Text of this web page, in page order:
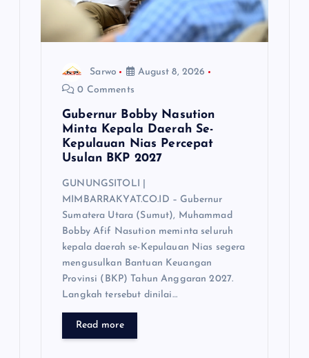
Sarwo
August 8, 2026
0 Comments
Gubernur Bobby Nasution
Minta Kepala Daerah Se-
Kepulauan Nias Percepat
Usulan BKP 2027
GUNUNGSITOLI |
MIMBARRAKYAT.CO.ID – Gubernur
Sumatera Utara (Sumut), Muhammad
Bobby Afif Nasution meminta seluruh
kepala daerah se-Kepulauan Nias segera
mengusulkan Bantuan Keuangan
Provinsi (BKP) Tahun Anggaran 2027.
Langkah tersebut dinilai…
Read more